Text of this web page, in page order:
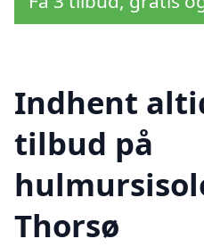
Indhent
tilbud på
Thorsø